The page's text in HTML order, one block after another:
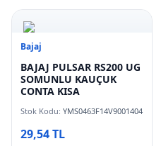
Bajaj
BAJAJ PULSAR RS200 UG
SOMUNLU KAUÇUK
CONTA KISA
Stok Kodu: YMS0463F14V9001404
29,54 TL